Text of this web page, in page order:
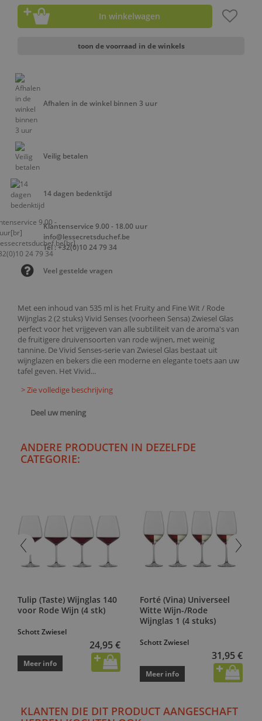
Met een inhoud van 535 ml is het Fruity and Fine Wit / Rode
Wijnglas 2 (2 stuks) Vivid Senses (voorheen Sensa) Zwiesel Glas
perfect voor het vrijgeven van alle subtiliteit van de aroma's van
de fruitigere druivensoorten van rode wijnen, met weinig
tannine. De Vivid Senses-serie van Zwiesel Glas bestaat uit
wijnglazen en bekers die een moderne en elegante toets aan uw
tafel geven. Het Vivid...
> Zie volledige beschrijving
Deel uw mening
In winkelwagen
toon de voorraad in de winkels
Afhalen in de winkel binnen 3 uur
Veilig betalen
14 dagen bedenktijd
Klantenservice 9.00 - 18.00 uur
info@lessecretsduchef.be
Tel : +32(0)10 24 79 34
Veel gestelde vragen
ANDERE PRODUCTEN IN DEZELFDE
CATEGORIE:
Tulip (Taste) Wijnglas 140
voor Rode Wijn (4 stk)
Schott Zwiesel
24,95 €
Meer info
Forté (Vina) Universeel
Witte Wijn-/Rode
Wijnglas 1 (4 stuks)
Schott Zwiesel
31,95 €
Meer info
KLANTEN DIE DIT PRODUCT AANGESCHAFT